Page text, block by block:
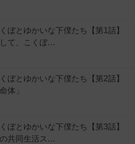
ぼとゆかいな下僕たち【第1話】
して、こくぼ…
ぼとゆかいな下僕たち【第2話】
体」
ぼとゆかいな下僕たち【第3話】
の共同生活ス…